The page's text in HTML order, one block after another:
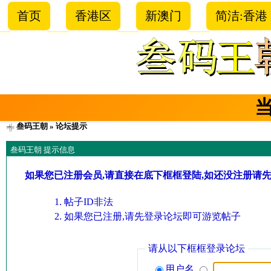
首页 香港区 新澳门 简洁:香港
叁码王朝 » 论坛提示
叁码王朝 提示信息
如果您已注册会员,请直接在底下框框登陆,如还没注册请
帖子ID非法
如果您已注册,请先登录论坛即可游览帖子
请从以下框框登录论坛
用户名